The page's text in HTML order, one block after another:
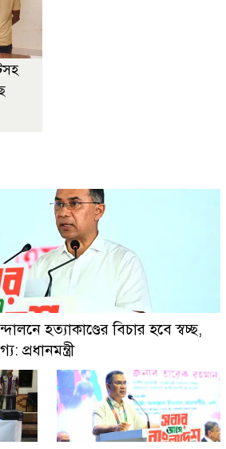
হত্যাকাণ্ডের বিচার হবে স্বচ্ছ,
প্রধানমন্ত্রী